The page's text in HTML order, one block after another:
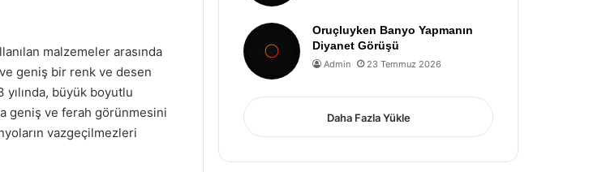
malzemeler arasında
geniş bir renk ve desen
büyük boyutlu
geniş ve ferah görünmesini
vazgeçilmezleri
Oruçluyken Banyo Yapmanın
Diyanet Görüşü
Admin 23 Temmuz 2026
Daha Fazla Yükle